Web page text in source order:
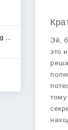
Эй,
это
тому